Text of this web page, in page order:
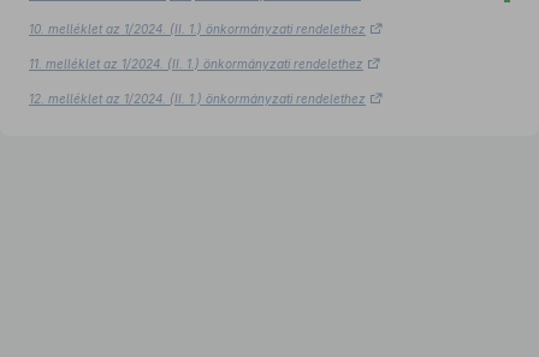
10. melléklet az 1/2024. (II. 1.) önkormányzati rendelethez
11. melléklet az 1/2024. (II. 1.) önkormányzati rendelethez
12. melléklet az 1/2024. (II. 1.) önkormányzati rendelethez